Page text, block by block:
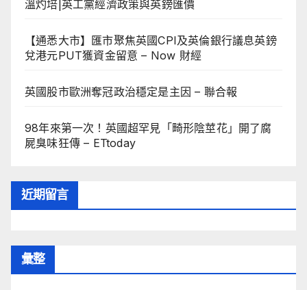
溫灼培|英工黨經濟政策與英鎊匯價
【通悉大市】匯市聚焦英國CPI及英倫銀行議息英鎊
兌港元PUT獲資金留意 – Now 財經
英國股市歐洲奪冠政治穩定是主因 – 聯合報
98年來第一次！英國超罕見「畸形陰莖花」開了腐
屍臭味狂傳 – ETtoday
近期留言
彙整